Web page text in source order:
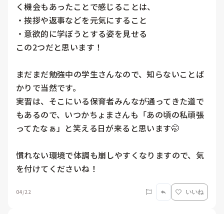
く機会もあったことで感じることは、
・挨拶や返事などを元気にすること
・意欲的に学ぼうとする姿を見せる
この2つだと思います！
まだまだ勉強中の学生さんなので、知らないことば
かりで当然です。
実習は、そこにいる保育者みんなが通ってきた道で
もあるので、いつかちょまさんも「あの頃の私頑張
ってたなぁ」と笑える日が来ると思います🤭
慣れない環境で体調も崩しやすくなりますので、気
を付けてくださいね！
04/22 いいね